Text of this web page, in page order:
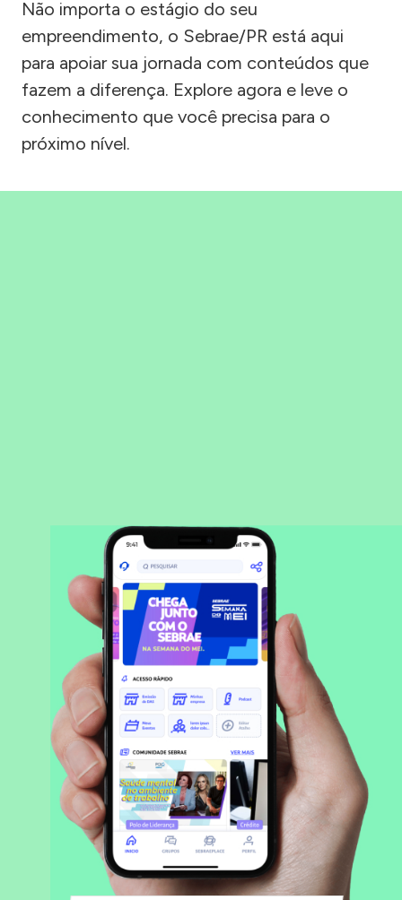
Não importa o estágio do seu
empreendimento, o Sebrae/PR está aqui
para apoiar sua jornada com conteúdos que
fazem a diferença. Explore agora e leve o
conhecimento que você precisa para o
próximo nível.